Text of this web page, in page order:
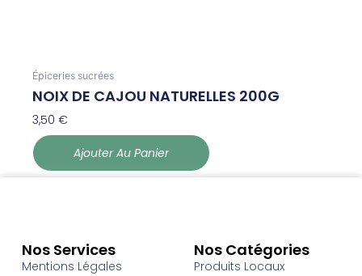
Épiceries sucrées
NOIX DE CAJOU NATURELLES 200G
3,50€
Ajouter Au Panier
Nos Services
Mentions Légales
Nos Catégories
Produits Locaux